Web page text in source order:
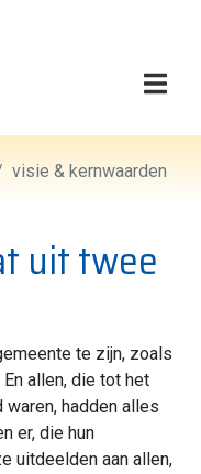
Evangelie
visie & kernwaarden
uit twee
te zijn, zoals
allen, die tot het
hadden alles
er, die hun
uitdeelden aan allen,